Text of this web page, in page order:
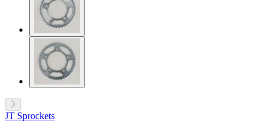
JT Sprockets